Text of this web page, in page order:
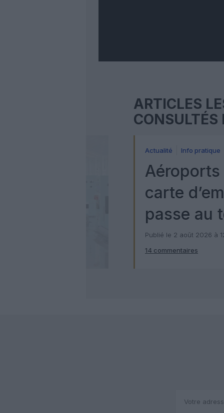
ARTICLES
CONSULTÉS
Actualité Info pratique
carte
passe au
Check
Publié le 2 août 2026 à
14 commentaires